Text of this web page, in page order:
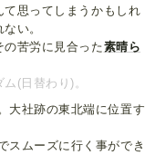
思ってしまうかもしれ
い。
の苦労に見合った素晴ら
(日替わり)。
。大社跡の東北端に位置す
スムーズに行く事ができ